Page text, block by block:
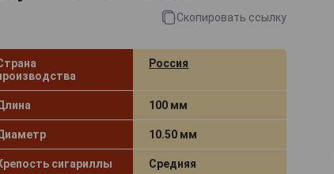
Скопировать ссылку
Россия
100 мм
10.50 мм
сигариллы Средняя